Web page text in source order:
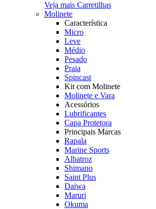
Veja mais Carretilhas
Molinete
Característica
Micro
Leve
Médio
Pesado
Praia
Spincast
Kit com Molinete
Molinete e Vara
Acessórios
Lubrificantes
Capa Protetora
Principais Marcas
Rapala
Marine Sports
Albatroz
Shimano
Saint Plus
Daiwa
Maruri
Okuma